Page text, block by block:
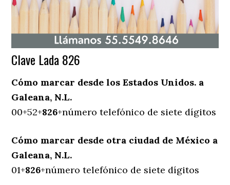
Clave Lada 826
Cómo marcar desde los Estados Unidos. a
Galeana, N.L.
00+52+826+número telefónico de siete dígitos
Cómo marcar desde otra ciudad de México a
Galeana, N.L.
01+826+número telefónico de siete dígitos